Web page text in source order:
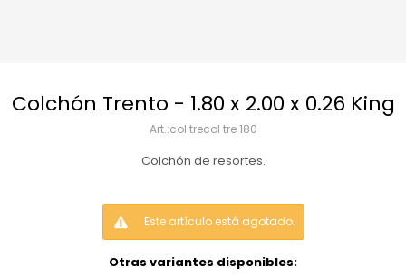
Colchón Trento - 1.80 x 2.00 x 0.26 King
col trecol tre 180
Colchón de resortes.
Este artículo está agotado.
Otras variantes disponibles: